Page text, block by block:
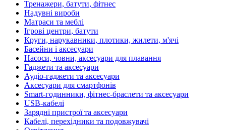
Тренажери, батути, фітнес
Надувні вироби
Матраси та меблі
Ігрові центри, батути
Круги, нарукавники, плотики, жилети, м'ячі
Басейни і аксесуари
Насоси, човни, аксесуари для плавання
Гаджети та аксесуари
Аудіо-гаджети та аксесуари
Аксесуари для смартфонів
Smart-годинники, фітнес-браслети та аксесуари
USB-кабелі
Зарядні пристрої та аксесуари
Кабелі, перехідники та подовжувачі